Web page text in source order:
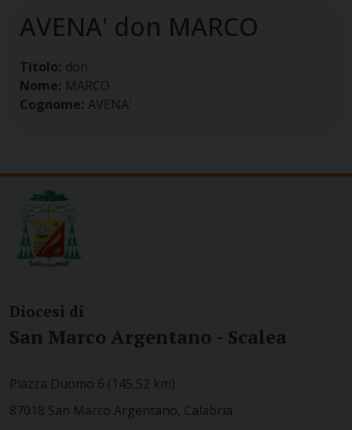
AVENA' don MARCO
Titolo: don
Nome: MARCO
Cognome: AVENA'
Diocesi di
San Marco Argentano - Scalea
Piazza Duomo 6 (145,52 km)
87018 San Marco Argentano, Calabria